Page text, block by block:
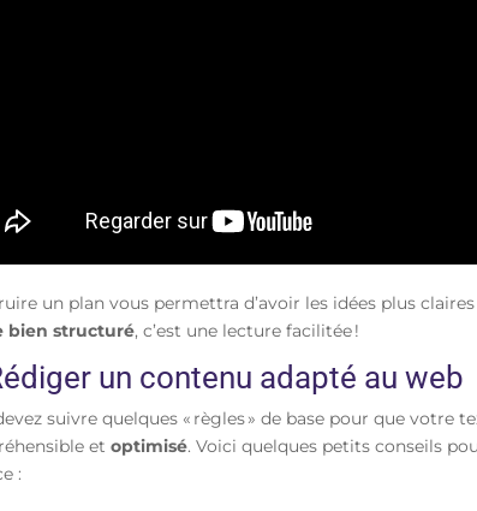
un plan vous permettra d’avoir les idées plus
bien structuré, c’est une lecture facilitée !
un contenu adapté au web
suivre quelques « règles » de base pour que votre
et optimisé. Voici quelques petits conseils
: